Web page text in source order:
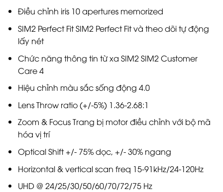
Điều chỉnh iris 10 apertures memorized
SIM2 Perfect Fit SIM2 Perfect Fit và theo dõi tự động
lấy nét
Chức năng thông tin từ xa SIM2 SIM2 Customer
Care 4
Hiệu chỉnh màu sắc sống động 4.0
Lens Throw ratio (+/-5%) 1.36-2.68:1
Zoom & Focus Trang bị motor điều chỉnh với bộ mã
hóa vị trí
Optical Shift +/- 75% dọc, +/- 30% ngang
Horizontal & vertical scan freq 15-91kHz/24-120Hz
UHD @ 24/25/30/50/60/70/72/75 Hz